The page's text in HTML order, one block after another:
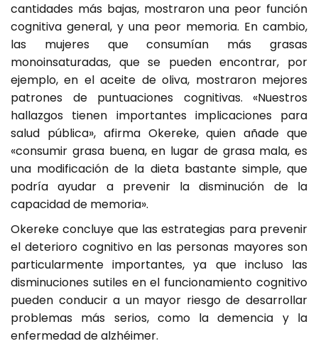
cantidades más bajas, mostraron una peor función
cognitiva general, y una peor memoria. En cambio,
las mujeres que consumían más grasas
monoinsaturadas, que se pueden encontrar, por
ejemplo, en el aceite de oliva, mostraron mejores
patrones de puntuaciones cognitivas. «Nuestros
hallazgos tienen importantes implicaciones para
salud pública», afirma Okereke, quien añade que
«consumir grasa buena, en lugar de grasa mala, es
una modificación de la dieta bastante simple, que
podría ayudar a prevenir la disminución de la
capacidad de memoria».
Okereke concluye que las estrategias para prevenir
el deterioro cognitivo en las personas mayores son
particularmente importantes, ya que incluso las
disminuciones sutiles en el funcionamiento cognitivo
pueden conducir a un mayor riesgo de desarrollar
problemas más serios, como la demencia y la
enfermedad de alzhéimer.